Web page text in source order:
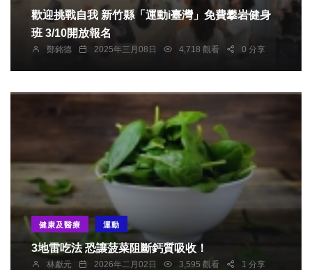
歡迎挑戰自我 新竹縣「運動i臺灣」免費攀岩健身
班 3/10開放報名
鄭銘德 2025年三月08日 4,718 觀看 0 分享
健康及醫療 運動
3地雷吃法 恐讓菠菜阻斷鈣質吸收！
林獻元 2026年二月02日 3,595 觀看 1 分享